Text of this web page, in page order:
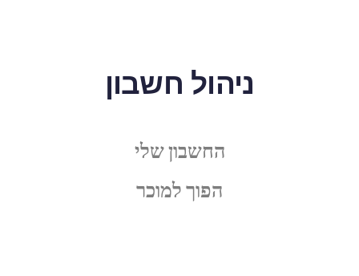
ניהול חשבון
החשבון שלי
הפוך למוכר